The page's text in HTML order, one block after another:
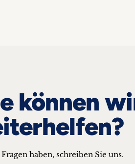
können
Fragen haben, schreiben Sie uns.